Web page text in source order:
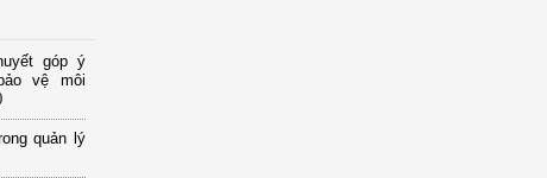
góp ý
vệ môi
quản lý